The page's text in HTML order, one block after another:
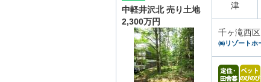
中軽井沢北 売り土地
2,300万円
津
千ヶ滝西
㈱リゾートホ